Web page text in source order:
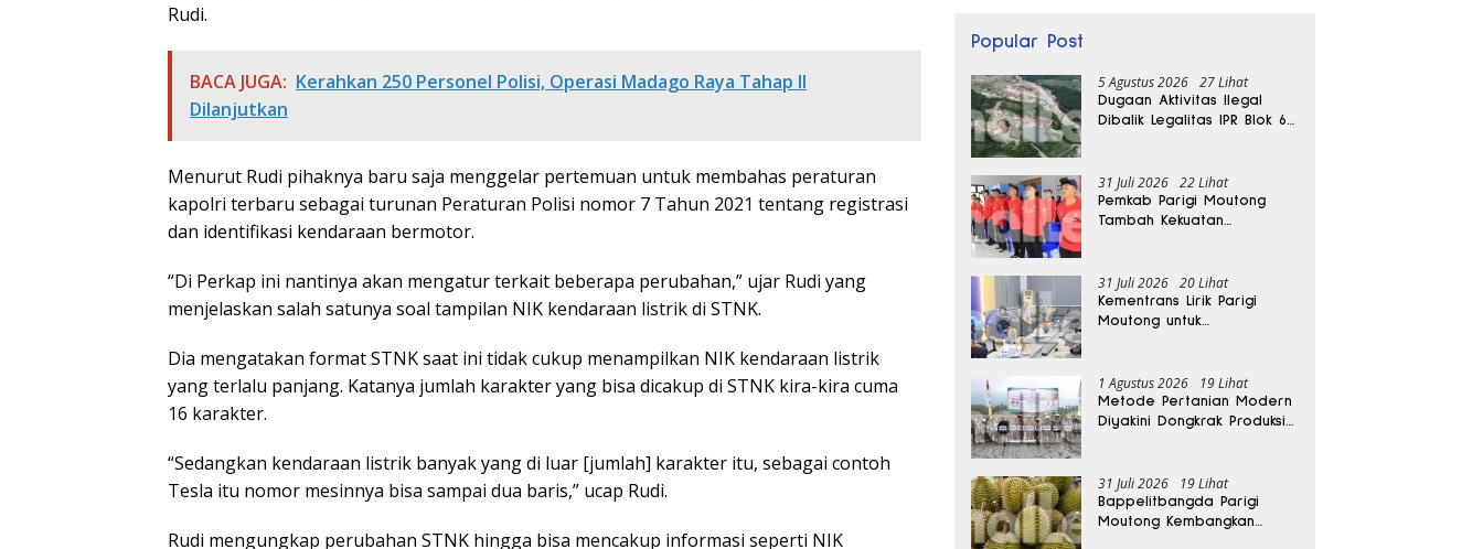
Rudi.
BACA JUGA: Kerahkan 250 Personel Polisi, Operasi Madago Raya Tahap II
Dilanjutkan
Menurut Rudi pihaknya baru saja menggelar pertemuan untuk membahas peraturan
kapolri terbaru sebagai turunan Peraturan Polisi nomor 7 Tahun 2021 tentang registrasi
dan identifikasi kendaraan bermotor.
“Di Perkap ini nantinya akan mengatur terkait beberapa perubahan,” ujar Rudi yang
menjelaskan salah satunya soal tampilan NIK kendaraan listrik di STNK.
Dia mengatakan format STNK saat ini tidak cukup menampilkan NIK kendaraan listrik
yang terlalu panjang. Katanya jumlah karakter yang bisa dicakup di STNK kira-kira cuma
16 karakter.
“Sedangkan kendaraan listrik banyak yang di luar [jumlah] karakter itu, sebagai contoh
Tesla itu nomor mesinnya bisa sampai dua baris,” ucap Rudi.
Rudi mengungkap perubahan STNK hingga bisa mencakup informasi seperti NIK
Popular Post
5 Agustus 2026 27 Lihat
Dugaan Aktivitas Ilegal
Dibalik Legalitas IPR Blok 6
31 Juli 2026 22 Lihat
Pemkab Parigi Moutong
Tambah Kekuatan
31 Juli 2026 20 Lihat
Kementrans Lirik Parigi
Moutong untuk
1 Agustus 2026 19 Lihat
Metode Pertanian Modern
Diyakini Dongkrak Produksi
31 Juli 2026 19 Lihat
Bappelitbangda Parigi
Moutong Kembangkan